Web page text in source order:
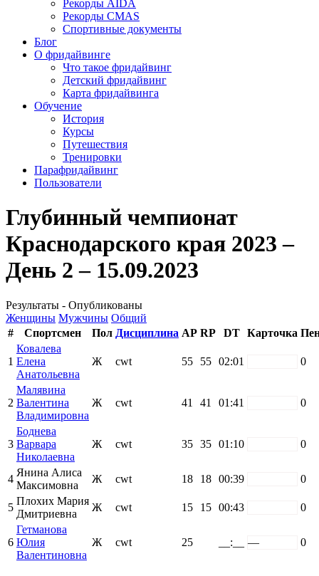
Рекорды AIDA
Рекорды CMAS
Спортивные документы
Блог
О фридайвинге
Что такое фридайвинг
Детский фридайвинг
Карта фридайвинга
Обучение
История
Курсы
Путешествия
Тренировки
Парафридайвинг
Пользователи
Глубинный чемпионат
Краснодарского края 2023 –
День 2 – 15.09.2023
Результаты - Опубликованы
Женщины Мужчины Общий
#
Спортсмен Пол Дисциплина AP RP DT Карточка
1
Ковалева
Елена
Анатольевна
Ж cwt 55 55 02:01 0
2
Малявина
Валентина
Владимировна
Ж cwt 41 41 01:41 0
3
Боднева
Варвара
Николаевна
Ж cwt 35 35 01:10 0
4
Янина Алиса
Максимовна
Ж cwt 18 18 00:39 0
5
Плохих Мария
Дмитриевна
Ж cwt 15 15 00:43 0
6
Гетманова
Юлия
Валентиновна
Ж cwt 25 __:__ — 0